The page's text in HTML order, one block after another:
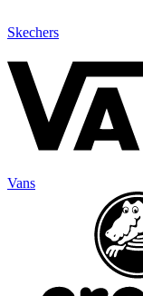
Skechers
Vans